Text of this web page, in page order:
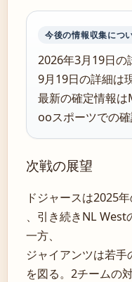
今後の情報収集につ
2026年3月19日の
9月19日の詳細は
最新の確定情報
ooスポーツでの確
次戦の展望
ドジャースは2025
、引き続きNL West
一方、
ジャイアンツは若
を図る。2チームの対